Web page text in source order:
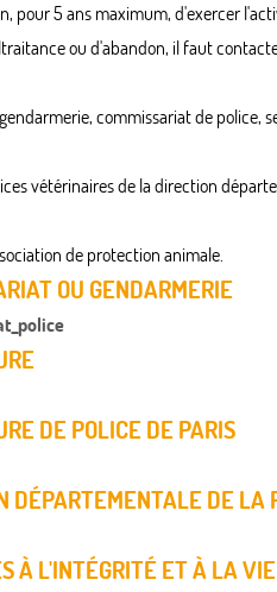
pour 5 ans maximum, d'exercer
ou d'abandon, il faut
commissariat de police,
vétérinaires de la direction
de protection animale.
OU GENDARMERIE
DE POLICE DE PARIS
DÉPARTEMENTALE DE LA
À L'INTÉGRITÉ ET À LA